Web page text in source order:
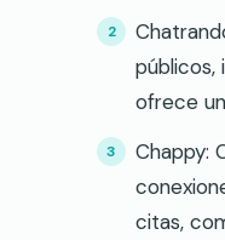
públicos,
ofrece
Chappy:
citas,